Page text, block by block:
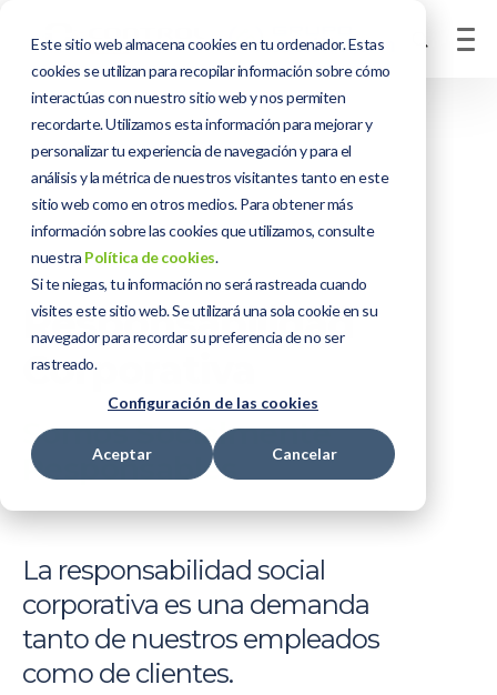
Este sitio web almacena cookies en tu ordenador. Estas
cookies se utilizan para recopilar información sobre cómo
interactúas con nuestro sitio web y nos permiten
recordarte. Utilizamos esta información para mejorar y
personalizar tu experiencia de navegación y para el
análisis y la métrica de nuestros visitantes tanto en este
sitio web como en otros medios. Para obtener más
información sobre las cookies que utilizamos, consulte
nuestra Política de cookies.
Si te niegas, tu información no será rastreada cuando
visites este sitio web. Se utilizará una sola cookie en su
navegador para recordar su preferencia de no ser
rastreado.
Configuración de las cookies
Aceptar Cancelar
Responsabilidad
Corporativa
Somos Socialmente
Responsables
La responsabilidad social
corporativa es una demanda
tanto de nuestros empleados
como de clientes.